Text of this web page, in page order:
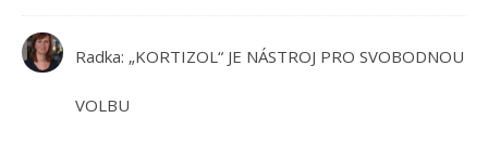
Radka: „KORTIZOL“ JE NÁSTROJ PRO SVOBODNOU
VOLBU